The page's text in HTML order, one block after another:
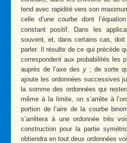
tend avec rapidité vers son
celle d’une courbe dont
constant positif. Dans les
souvent, et, dans certains cas,
parler. Il résulte de ce qui précède
correspondent aux probabilités les
auprès de l’axe desy ; de sorte
ajoute les ordonnées successives
la somme des ordonnées qui
même à la limite, on s’arrête à
portion de l’aire de la courbe
s’arrêtera à une ordonnée très
construction pour la partie
obtiendra en tout deux ordonnées